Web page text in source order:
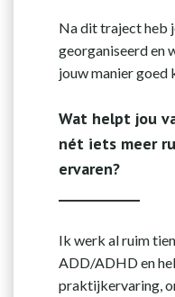
Na dit traject heb
georganiseerd en
jouw manier goed
Wat helpt jou
nét iets meer
ervaren?
Ik werk al ruim
ADD/ADHD en
praktijkervaring,